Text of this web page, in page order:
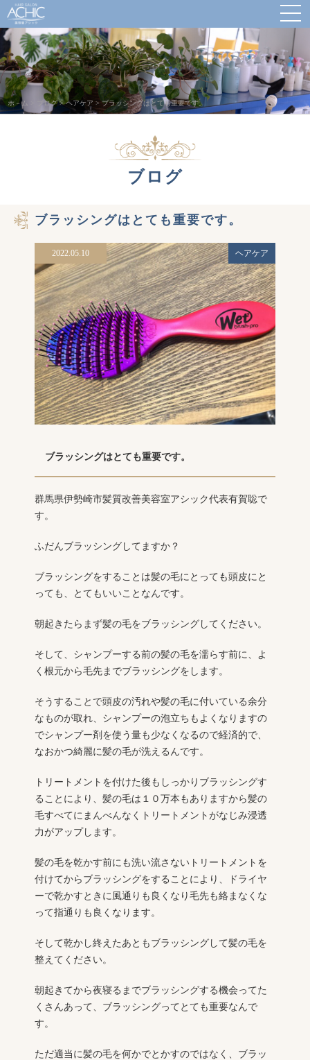
ホ－ム ブログ>ヘアケア >ブラッシングはとても重要です。
ブログ
ブラッシングはとても重要です。
2022.05.10 ヘアケア
ブラッシングはとても重要です。
群馬県伊勢崎市髪質改善美容室アシック代表有賀聡で
す。
ふだんブラッシングしてますか？
ブラッシングをすることは髪の毛にとっても頭皮にと
っても、とてもいいことなんです。
朝起きたらまず髪の毛をブラッシングしてください。
そして、シャンプーする前の髪の毛を濡らす前に、よ
く根元から毛先までブラッシングをします。
そうすることで頭皮の汚れや髪の毛に付いている余分
なものが取れ、シャンプーの泡立ちもよくなりますの
でシャンプー剤を使う量も少なくなるので経済的で、
なおかつ綺麗に髪の毛が洗えるんです。
トリートメントを付けた後もしっかりブラッシングす
ることにより、髪の毛は１０万本もありますから髪の
毛すべてにまんべんなくトリートメントがなじみ浸透
力がアップします。
髪の毛を乾かす前にも洗い流さないトリートメントを
付けてからブラッシングをすることにより、ドライヤ
ーで乾かすときに風通りも良くなり毛先も絡まなくな
って指通りも良くなります。
そして乾かし終えたあともブラッシングして髪の毛を
整えてください。
朝起きてから夜寝るまでブラッシングする機会ってた
くさんあって、ブラッシングってとても重要なんで
す。
ただ適当に髪の毛を何かでとかすのではなく、ブラッ